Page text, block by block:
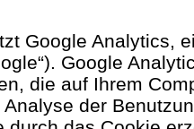
Google Analytics,
Google
die auf Ihrem
der